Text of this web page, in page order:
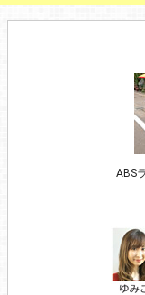
ABS